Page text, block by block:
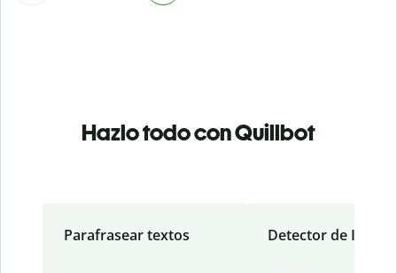
Hazlo todo con Quillbot
Parafrasear textos Detector de IA